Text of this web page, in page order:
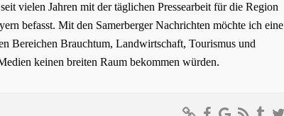
vielen Jahren mit der täglichen Pressearbeit für die Region
befasst. Mit den Samerberger Nachrichten möchte ich eine
Bereichen Brauchtum, Landwirtschaft, Tourismus und
keinen breiten Raum bekommen würden.